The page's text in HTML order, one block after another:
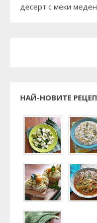
десерт с меки
НАЙ-НОВИТЕ